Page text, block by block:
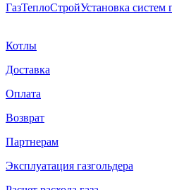
ГазТеплоСтройУстановка систем
Котлы
Доставка
Оплата
Возврат
Партнерам
Эксплуатация газгольдера